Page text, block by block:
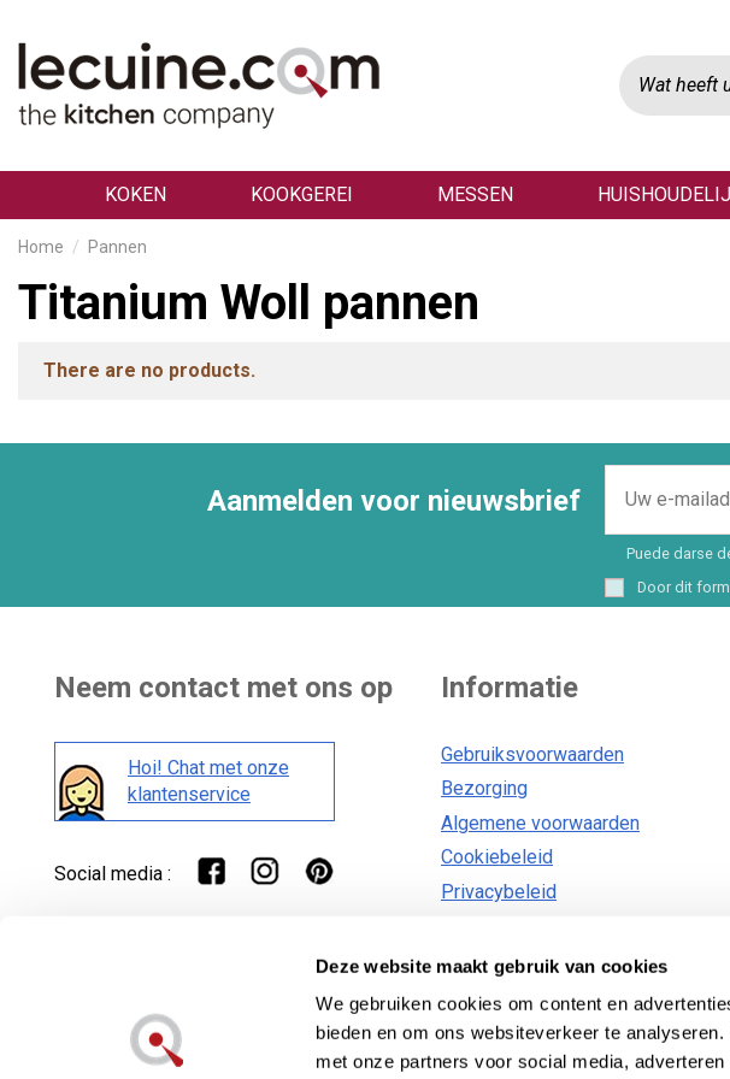
Deze website maakt gebruik van cookies
We gebruiken cookies om content en
bieden en om ons websiteverkeer te
met onze partners voor social media,
KOKEN KOOKGEREI MESSEN
Home Pannen
Titanium Woll pannen
There are no products.
Aanmelden voor nieuwsbrief
Puede darse
Door dit
Neem contact met ons op
Hoi! Chat met onze
klantenservice
Social media :
Informatie
Gebruiksvoorwaarden
Bezorging
Algemene voorwaarden
Cookiebeleid
Privacybeleid
Lecuine™ is een geregistreerd handelsmerk van Lecom Projects S.L.